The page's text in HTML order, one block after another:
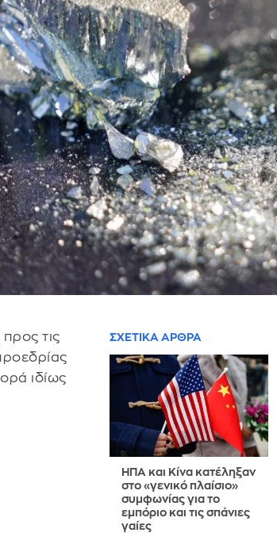
τις
ιδίως
ΣΧΕΤΙΚΑ ΑΡΘΡΑ
ΗΠΑ και Κίνα κατέληξαν
στο «γενικό πλαίσιο»
συμφωνίας για το
εμπόριο και τις σπάνιες
γαίες